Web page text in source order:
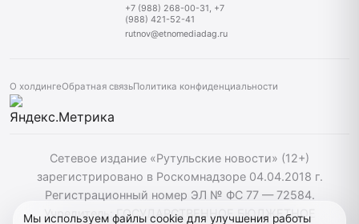
+7 (988) 268-00-31, +7
(988) 421-52-41
rutnov@etnomediadag.ru
О холдингеОбратная связьПолитика конфиденциальности
Сетевое издание «Рутульские новости» (12+)
зарегистрировано в Роскомнадзоре 04.04.2018 г.
Регистрационный номер ЭЛ № ФС 77 — 72584.
Учредитель: ГОСУДАРСТВЕННОЕ БЮДЖЕТНОЕ
Мы используем файлы cookie для улучшения работы